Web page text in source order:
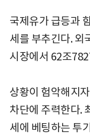
국제유가 급등과
세를 부추긴다. 외
시장에서 62조
상황이 험악해지
차단에 주력한다.
세에 베팅하는 투